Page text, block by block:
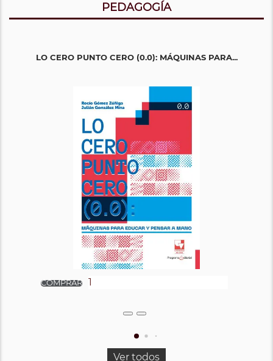
PEDAGOGÍA
LO CERO PUNTO CERO (0.0): MÁQUINAS PARA...
Ver todos